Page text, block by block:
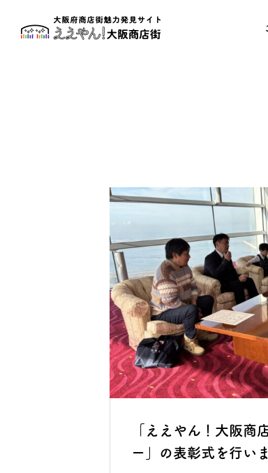
「ええやん！大阪商
ー」の表彰式を行い